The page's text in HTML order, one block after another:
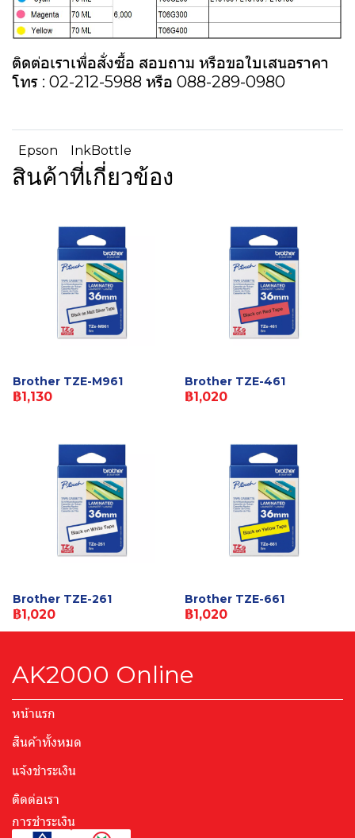
ติดต่อเราเพื่อสั่งซื้อ สอบถาม หรือขอใบเสนอราคา
โทร : 02-212-5988 หรือ 088-289-0980
Epson InkBottle
สินค้าที่เกี่ยวข้อง
Brother TZE-M961
฿1,130
Brother TZE-461
฿1,020
Brother TZE-261
฿1,020
Brother TZE-661
฿1,020
AK2000 Online
หน้าแรก
สินค้าทั้งหมด
แจ้งชำระเงิน
ติดต่อเรา
การชำระเงิน